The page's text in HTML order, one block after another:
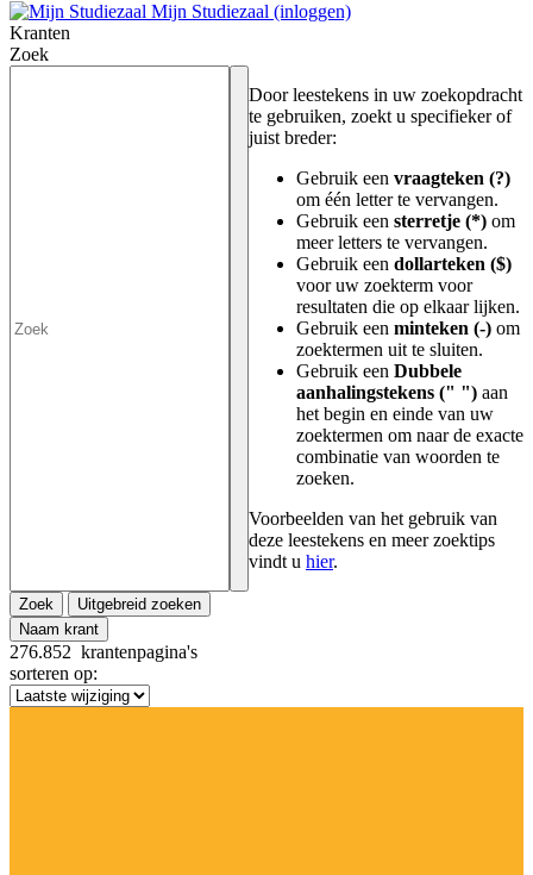
Mijn Studiezaal (inloggen)
Kranten
Zoek
Door leestekens in uw zoekopdracht
te gebruiken, zoekt u specifieker of
juist breder:
Gebruik een vraagteken (?)
om één letter te vervangen.
Gebruik een sterretje (*) om
meer letters te vervangen.
Gebruik een dollarteken ($)
voor uw zoekterm voor
resultaten die op elkaar lijken.
Gebruik een minteken (-) om
zoektermen uit te sluiten.
Gebruik een Dubbele
aanhalingstekens (" ") aan
het begin en einde van uw
zoektermen om naar de exacte
combinatie van woorden te
zoeken.
Voorbeelden van het gebruik van
deze leestekens en meer zoektips
vindt u hier.
Zoek
Uitgebreid zoeken
Naam krant
276.852 krantenpagina's
sorteren op: